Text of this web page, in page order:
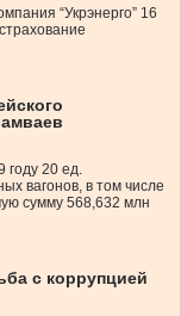
“Укрэнерго” 16
году 20 ед.
вагонов, в том числе
сумму 568,632 млн
с коррупцией